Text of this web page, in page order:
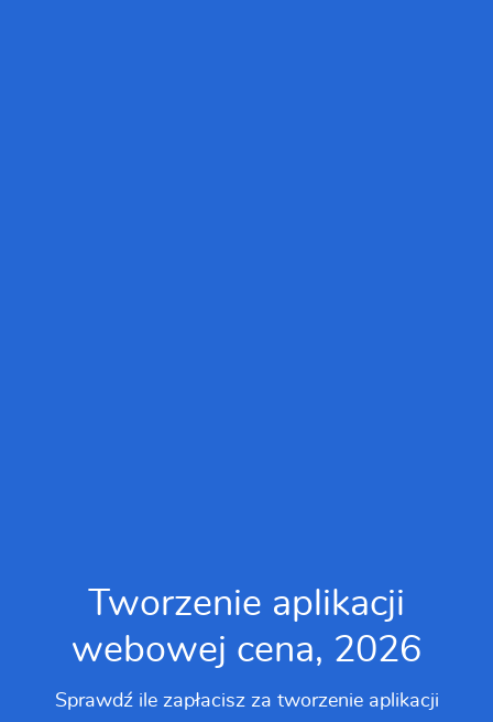
Tworzenie aplikacji
webowej cena, 2026
Sprawdź ile zapłacisz za tworzenie aplikacji